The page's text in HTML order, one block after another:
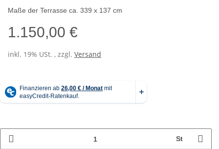
Maße der Terrasse ca. 339 x 137 cm
1.150,00 €
inkl. 19% USt. , zzgl. Versand
St